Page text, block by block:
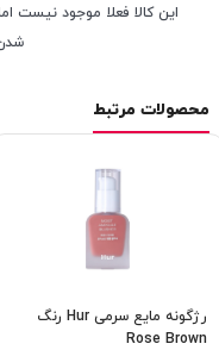
این کالا فعلا موجود نیست
محصولات مرتبط
رژگونه مایع سرمی Hur رنگ
Rose Brown